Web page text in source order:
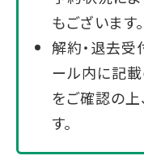
もございます。
解約・退去受
ール内に記載
をご確認の上
す。